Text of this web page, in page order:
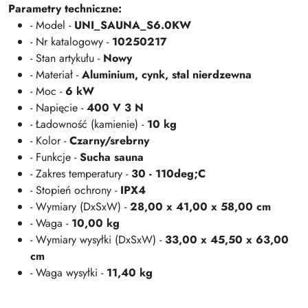
Parametry techniczne:
- Model - UNI_SAUNA_S6.0KW
- Nr katalogowy - 10250217
- Stan artykułu - Nowy
- Materiał -Aluminium, cynk, stal nierdzewna
- Moc -6 kW
- Napięcie -400 V 3 N
- Ładowność (kamienie) - 10 kg
- Kolor -Czarny/srebrny
- Funkcje -Sucha sauna
- Zakres temperatury -30 - 110deg;C
- Stopień ochrony - IPX4
- Wymiary (DxSxW) -28,00 x 41,00 x 58,00 cm
- Waga - 10,00 kg
- Wymiary wysyłki (DxSxW) -33,00 x 45,50 x 63,00
cm
- Waga wysyłki - 11,40 kg